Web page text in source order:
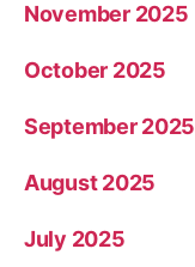
November 2025
October 2025
September 2025
August 2025
July 2025